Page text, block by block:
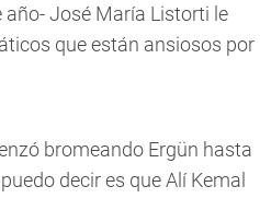
José María Listorti le
que están ansiosos por
bromeando Ergün hasta
decir es que Alí Kemal